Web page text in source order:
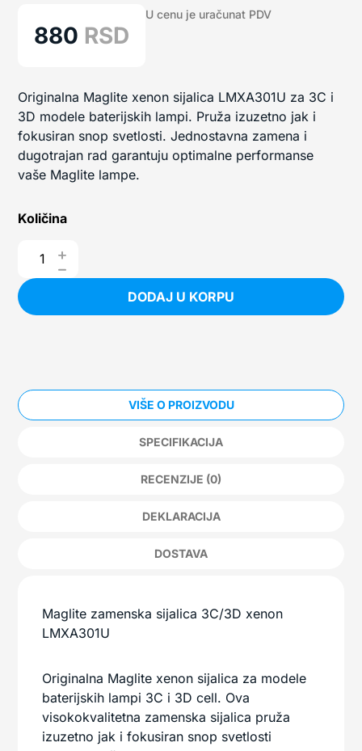
880 RSD
U cenu je uračunat PDV
Originalna Maglite xenon sijalica LMXA301U za 3C i
3D modele baterijskih lampi. Pruža izuzetno jak i
fokusiran snop svetlosti. Jednostavna zamena i
dugotrajan rad garantuju optimalne performanse
vaše Maglite lampe.
Količina
DODAJ U KORPU
VIŠE O PROIZVODU
SPECIFIKACIJA
RECENZIJE (0)
DEKLARACIJA
DOSTAVA
Maglite zamenska sijalica 3C/3D xenon
LMXA301U
Originalna Maglite xenon sijalica za modele
baterijskih lampi 3C i 3D cell. Ova
visokokvalitetna zamenska sijalica pruža
izuzetno jak i fokusiran snop svetlosti